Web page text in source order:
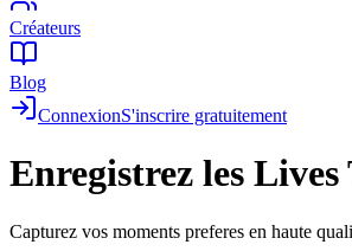
Créateurs
Blog
ConnexionS'inscrire gratuitement
Enregistrez les Lives
Capturez vos moments preferes en haute